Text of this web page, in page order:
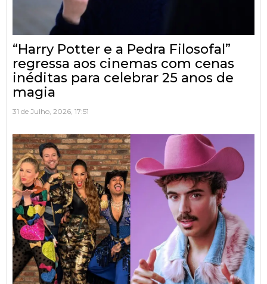
“Harry Potter e a Pedra Filosofal”
regressa aos cinemas com cenas
inéditas para celebrar 25 anos de
magia
31 de Julho, 2026, 17:51